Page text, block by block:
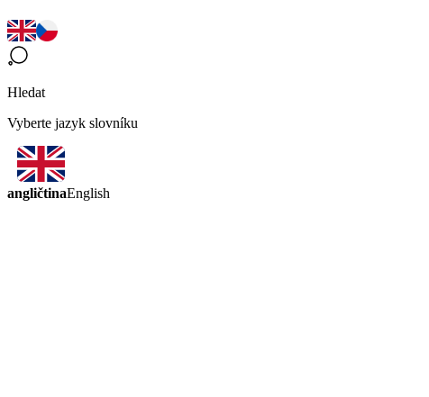
Hledat
Vyberte jazyk slovníku
angličtinaEnglish